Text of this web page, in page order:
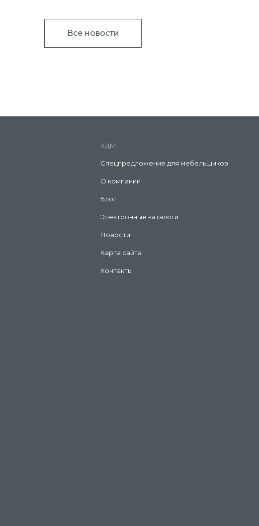
Все новости
КДМ
Спецпредложение для мебельщиков
О компании
Блог
Электронные каталоги
Новости
Карта сайта
Контакты